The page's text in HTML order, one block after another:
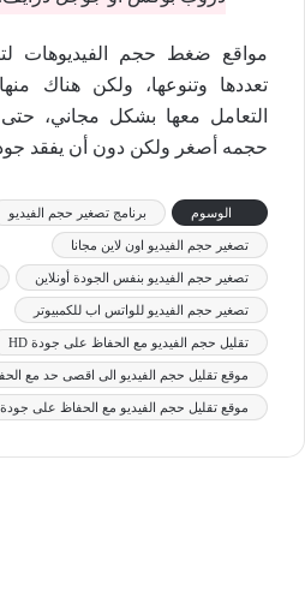
مواقع ضغط حجم الفيديوهات
تعددها وتنوعها، ولكن هناك
التعامل معها بشكل مجاني،
حجمه أصغر ولكن دون أن يفقد
الوسوم برنامج تصغير حجم الفيديو
تصغير حجم الفيديو اون لاين مجانا
تصغير حجم الفيديو بنفس الجودة أونلاين
تصغير حجم الفيديو للواتس اب للكمبيوتر
تقليل حجم الفيديو مع الحفاظ على جودة HD
موقع تقليل حجم الفيديو الى اقصى حد مع
موقع تقليل حجم الفيديو مع الحفاظ على جودة HD